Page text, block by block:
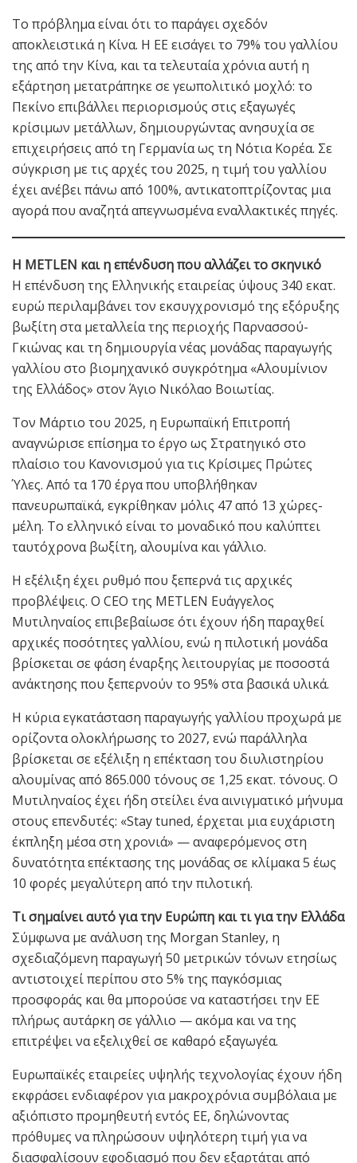
Το πρόβλημα είναι ότι το παράγει σχεδόν
αποκλειστικά η Κίνα. Η ΕΕ εισάγει το 79% του γαλλίου
της από την Κίνα, και τα τελευταία χρόνια αυτή η
εξάρτηση μετατράπηκε σε γεωπολιτικό μοχλό: το
Πεκίνο επιβάλλει περιορισμούς στις εξαγωγές
κρίσιμων μετάλλων, δημιουργώντας ανησυχία σε
επιχειρήσεις από τη Γερμανία ως τη Νότια Κορέα. Σε
σύγκριση με τις αρχές του 2025, η τιμή του γαλλίου
έχει ανέβει πάνω από 100%, αντικατοπτρίζοντας μια
αγορά που αναζητά απεγνωσμένα εναλλακτικές πηγές.
Η METLEN και η επένδυση που αλλάζει το σκηνικό
Η επένδυση της Ελληνικής εταιρείας ύψους 340 εκατ.
ευρώ περιλαμβάνει τον εκσυγχρονισμό της εξόρυξης
βωξίτη στα μεταλλεία της περιοχής Παρνασσού-
Γκιώνας και τη δημιουργία νέας μονάδας παραγωγής
γαλλίου στο βιομηχανικό συγκρότημα «Αλουμίνιον
της Ελλάδος» στον Άγιο Νικόλαο Βοιωτίας.
Τον Μάρτιο του 2025, η Ευρωπαϊκή Επιτροπή
αναγνώρισε επίσημα το έργο ως Στρατηγικό στο
πλαίσιο του Κανονισμού για τις Κρίσιμες Πρώτες
Ύλες. Από τα 170 έργα που υποβλήθηκαν
πανευρωπαϊκά, εγκρίθηκαν μόλις 47 από 13 χώρες-
μέλη. Το ελληνικό είναι το μοναδικό που καλύπτει
ταυτόχρονα βωξίτη, αλουμίνα και γάλλιο.
Η εξέλιξη έχει ρυθμό που ξεπερνά τις αρχικές
προβλέψεις. Ο CEO της METLEN Ευάγγελος
Μυτιληναίος επιβεβαίωσε ότι έχουν ήδη παραχθεί
αρχικές ποσότητες γαλλίου, ενώ η πιλοτική μονάδα
βρίσκεται σε φάση έναρξης λειτουργίας με ποσοστά
ανάκτησης που ξεπερνούν το 95% στα βασικά υλικά.
Η κύρια εγκατάσταση παραγωγής γαλλίου προχωρά με
ορίζοντα ολοκλήρωσης το 2027, ενώ παράλληλα
βρίσκεται σε εξέλιξη η επέκταση του διυλιστηρίου
αλουμίνας από 865.000 τόνους σε 1,25 εκατ. τόνους. Ο
Μυτιληναίος έχει ήδη στείλει ένα αινιγματικό μήνυμα
στους επενδυτές: «Stay tuned, έρχεται μια ευχάριστη
έκπληξη μέσα στη χρονιά» — αναφερόμενος στη
δυνατότητα επέκτασης της μονάδας σε κλίμακα 5 έως
10 φορές μεγαλύτερη από την πιλοτική.
Τι σημαίνει αυτό για την Ευρώπη και τι για την Ελλάδα
Σύμφωνα με ανάλυση της Morgan Stanley, η
σχεδιαζόμενη παραγωγή 50 μετρικών τόνων ετησίως
αντιστοιχεί περίπου στο 5% της παγκόσμιας
προσφοράς και θα μπορούσε να καταστήσει την ΕΕ
πλήρως αυτάρκη σε γάλλιο — ακόμα και να της
επιτρέψει να εξελιχθεί σε καθαρό εξαγωγέα.
Ευρωπαϊκές εταιρείες υψηλής τεχνολογίας έχουν ήδη
εκφράσει ενδιαφέρον για μακροχρόνια συμβόλαια με
αξιόπιστο προμηθευτή εντός ΕΕ, δηλώνοντας
πρόθυμες να πληρώσουν υψηλότερη τιμή για να
διασφαλίσουν εφοδιασμό που δεν εξαρτάται από